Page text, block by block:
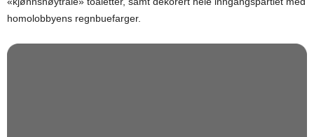
homolobbyens regnbuefarger.